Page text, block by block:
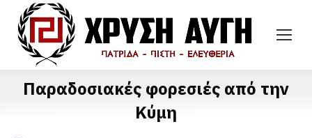
Παραδοσιακές φορεσιές από την
Κύμη